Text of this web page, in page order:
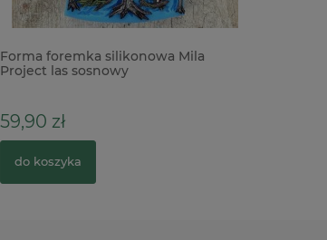
Forma foremka silikonowa Mila
Project las sosnowy
59,90 zł
do koszyka